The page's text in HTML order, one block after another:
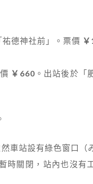
德神社前」。票價
￥660 。出站後於「
車站設有綠色窗口（
時關閉，站內也沒有